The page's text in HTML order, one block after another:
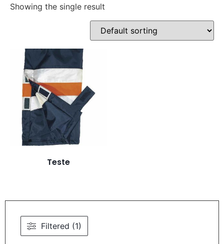
Filtered (1)
Showing the single result
Teste